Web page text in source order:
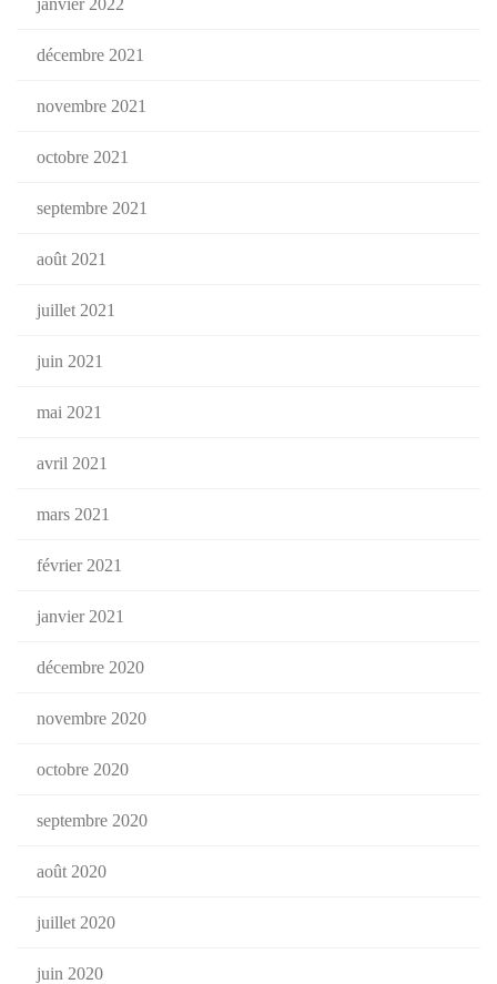
décembre 2021
novembre 2021
octobre 2021
septembre 2021
août 2021
juillet 2021
juin 2021
mai 2021
avril 2021
mars 2021
février 2021
janvier 2021
décembre 2020
novembre 2020
octobre 2020
septembre 2020
août 2020
juillet 2020
juin 2020